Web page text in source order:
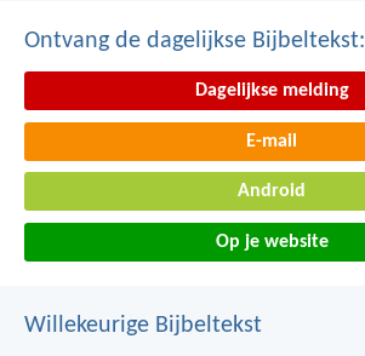
Ontvang de dagelijkse Bijbeltekst:
Dagelijkse melding
E-mail
Android
Op je website
Willekeurige Bijbeltekst